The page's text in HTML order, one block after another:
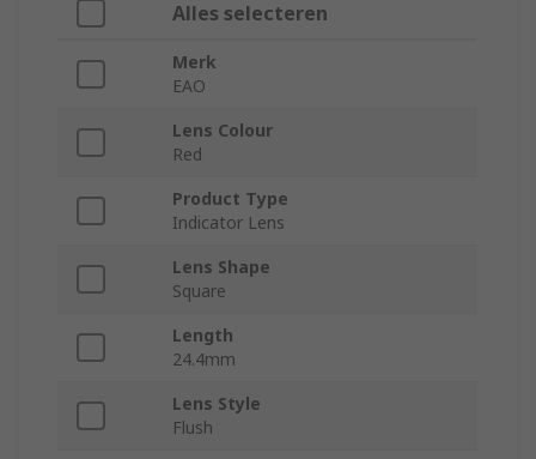
Alles selecteren
Merk
EAO
Lens Colour
Red
Product Type
Indicator Lens
Lens Shape
Square
Length
24.4mm
Lens Style
Flush